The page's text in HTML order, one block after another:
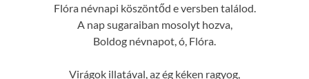
Flóra névnapi köszöntőd e versben találod.
A nap sugaraiban mosolyt hozva,
Boldog névnapot, ó, Flóra.
Virágok illatával, az ég kéken ragyog,